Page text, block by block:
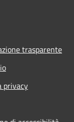
trasparente
privacy